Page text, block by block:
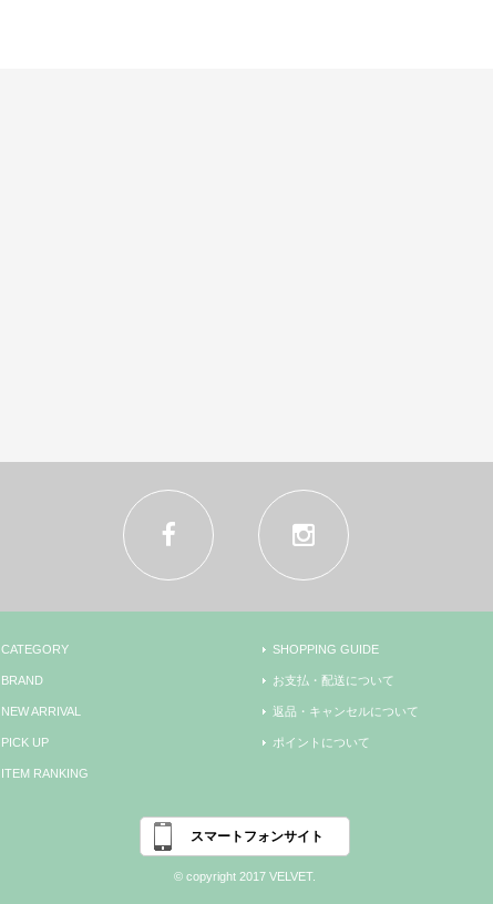
CATEGORY
BRAND
NEW ARRIVAL
PICK UP
ITEM RANKING
SHOPPING GUIDE
お支払・配送について
返品・キャンセルについて
ポイントについて
スマートフォンサイト
© copyright 2017 VELVET.